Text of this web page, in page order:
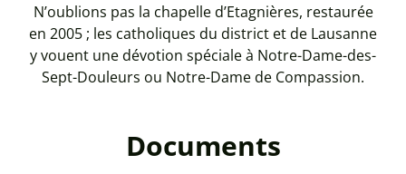
N’oublions pas la chapelle d’Etagnières, restaurée
en 2005 ; les catholiques du district et de Lausanne
y vouent une dévotion spéciale à Notre-Dame-des-
Sept-Douleurs ou Notre-Dame de Compassion.
Documents